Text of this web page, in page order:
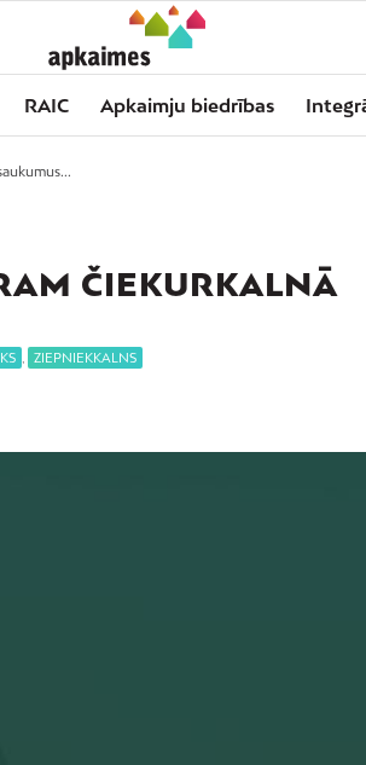
RAIC Apkaimju biedrības
ČIEKURKALNĀ
ZIEPNIEKKALNS